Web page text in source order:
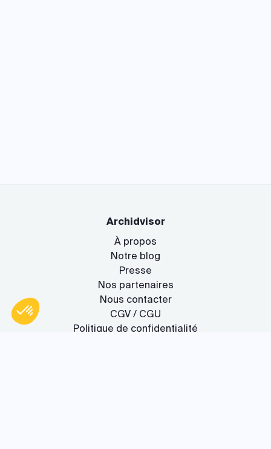
Archidvisor
À propos
Notre blog
Presse
Nos partenaires
Nous contacter
CGV / CGU
Politique de confidentialité